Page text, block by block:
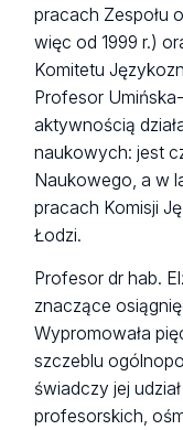
pracach Zespołu
więc od 1999 r.)
Komitetu
Profesor
aktywnością
naukowych: jest
Naukowego, a w
pracach Komisji
Łodzi.
Profesor dr hab.
znaczące
Wypromowała
szczeblu
świadczy jej
profesorskich,